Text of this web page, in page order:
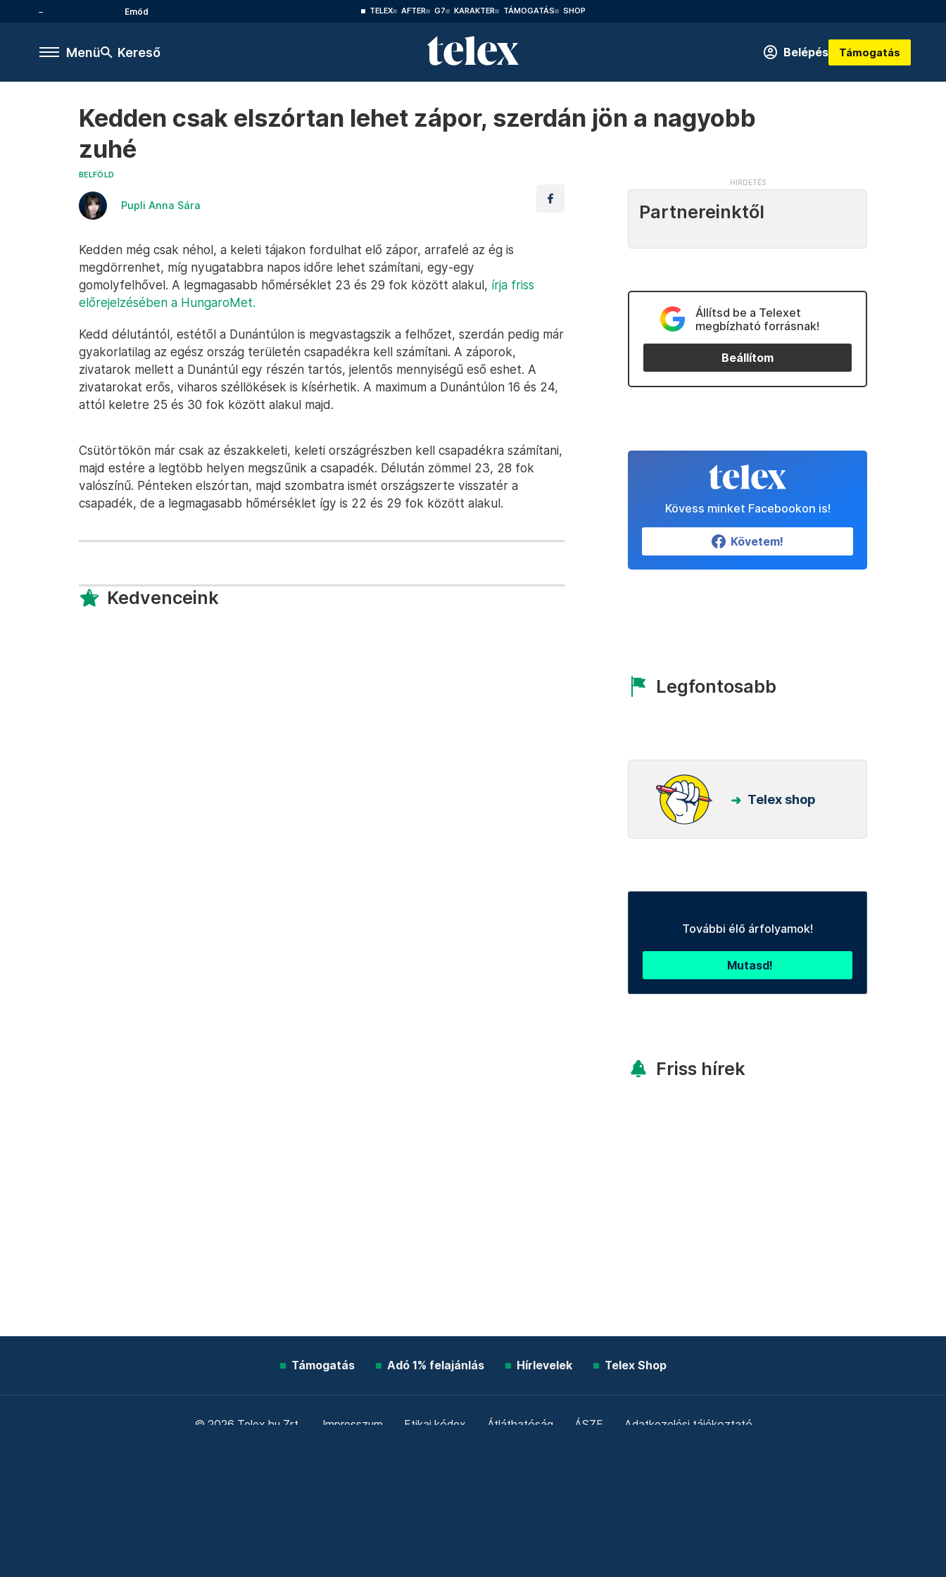
Emőd TELEX AFTER G7 KARAKTER TÁMOGATÁS SHOP
Menü Kereső Belépés Támogatás
Kedden csak elszórtan lehet zápor, szerdán jön a nagyobb
zuhé
BELFÖLD
Pupli Anna Sára
Kedden még csak néhol, a keleti tájakon fordulhat elő zápor, arrafelé az ég is
megdörrenhet, míg nyugatabbra napos időre lehet számítani, egy-egy
gomolyfelhővel. A legmagasabb hőmérséklet 23 és 29 fok között alakul, írja friss
előrejelzésében a HungaroMet.
Kedd délutántól, estétől a Dunántúlon is megvastagszik a felhőzet, szerdán pedig már
gyakorlatilag az egész ország területén csapadékra kell számítani. A záporok,
zivatarok mellett a Dunántúl egy részén tartós, jelentős mennyiségű eső eshet. A
zivatarokat erős, viharos széllökések is kísérhetik. A maximum a Dunántúlon 16 és 24,
attól keletre 25 és 30 fok között alakul majd.
Csütörtökön már csak az északkeleti, keleti országrészben kell csapadékra számítani,
majd estére a legtöbb helyen megszűnik a csapadék. Délután zömmel 23, 28 fok
valószínű. Pénteken elszórtan, majd szombatra ismét országszerte visszatér a
csapadék, de a legmagasabb hőmérséklet így is 22 és 29 fok között alakul.
Kedvenceink
Partnereinktől
Állítsd be a Telexet
megbízható forrásnak!
Beállítom
Kövess minket Facebookon is!
Követem!
Legfontosabb
Telex shop
További élő árfolyamok!
Mutasd!
Friss hírek
Támogatás Adó 1% felajánlás Hírlevelek Telex Shop
© 2026 Telex.hu Zrt. Impresszum Etikai kódex Átláthatóság ÁSZF Adatkezelési tájékoztató